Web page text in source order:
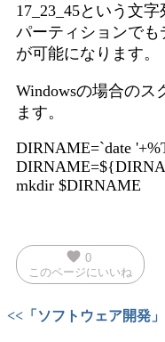
17_23_45という文
パーティションでも
が可能になります。
Windowsの場合のス
ます。
DIRNAME=`date
mkdir $DIRNAME
favorite 0
このページにいいね
<<「ソフトウェア開発